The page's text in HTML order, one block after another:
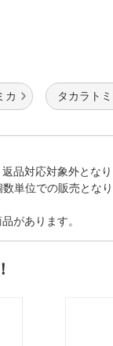
カ タカラト
品対応対象外となり
位での販売とな
があります。